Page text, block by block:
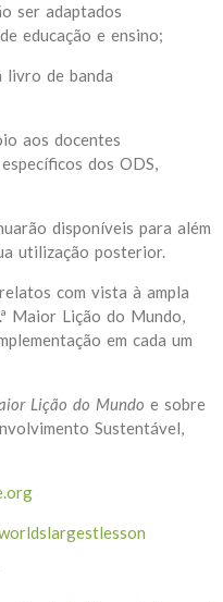
ser adaptados
educação e ensino;
livro de banda
aos docentes
dos ODS,
disponíveis para além
utilização posterior.
com vista à ampla
Maior Lição do Mundo,
em cada um
Lição do Mundo e sobre
Sustentável,